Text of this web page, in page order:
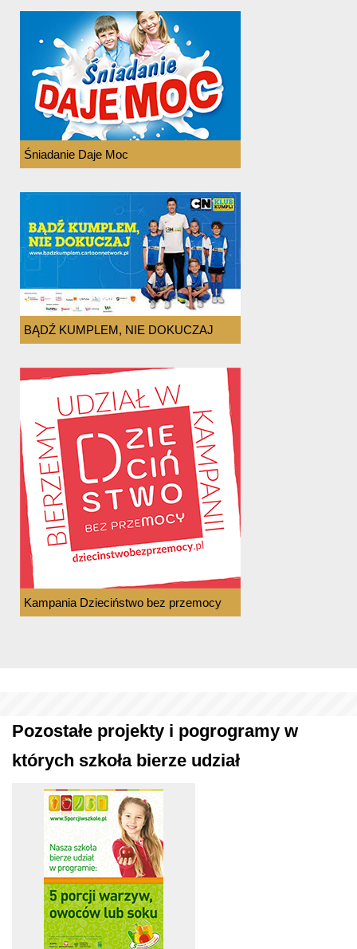
Śniadanie Daje Moc
BĄDŹ KUMPLEM, NIE DOKUCZAJ
Kampania Dzieciństwo bez przemocy
Pozostałe projekty i pogrogramy w
których szkoła bierze udział